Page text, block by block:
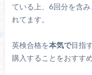
ている上、6回分を含
れてます。
英検合格を本気で目指
購入することをおすす